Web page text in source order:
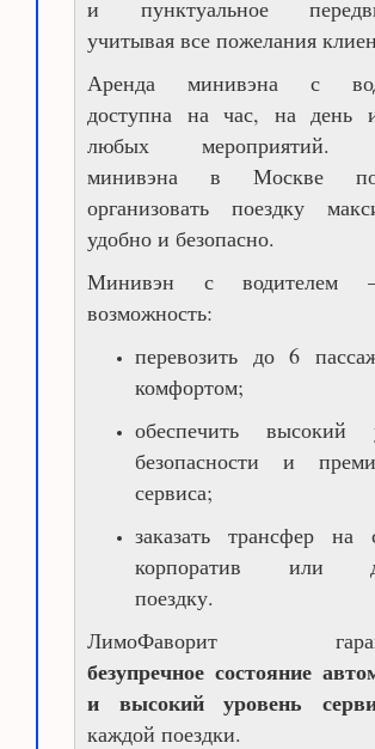
и пунктуальное
учитывая все пожелания
Аренда минивэна с
доступна на час, на день
любых мероприятий.
минивэна в Москве
организовать поездку
удобно и безопасно.
Минивэн с
возможность:
перевозить до 6
комфортом;
обеспечить высокий
безопасности и
сервиса;
заказать трансфер на
корпоратив или
поездку.
ЛимоФаворит
безупречное состояние
и высокий уровень
каждой поездки.